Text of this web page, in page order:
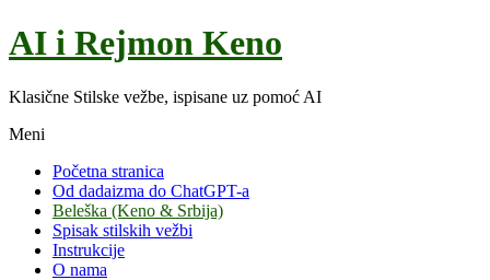
AI i Rejmon Keno
Klasične Stilske vežbe, ispisane uz pomoć AI
Meni
Početna stranica
Od dadaizma do ChatGPT-a
Beleška (Keno & Srbija)
Spisak stilskih vežbi
Instrukcije
O nama